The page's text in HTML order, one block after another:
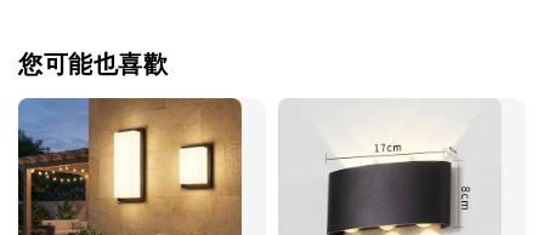
您可能也喜歡